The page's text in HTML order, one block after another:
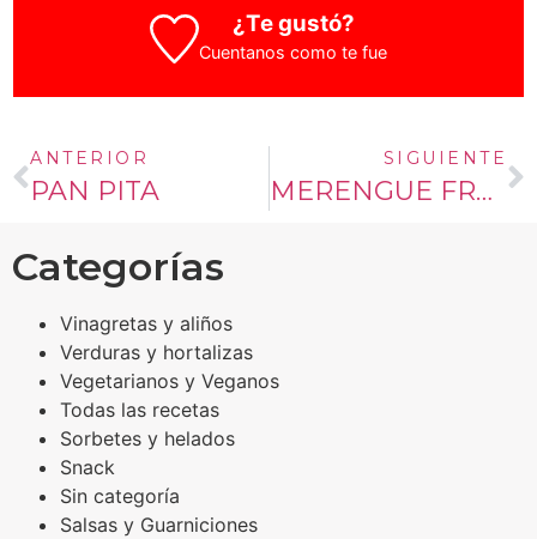
¿Te gustó?
Cuentanos como te fue
ANTERIOR
PAN PITA
SIGUIENTE
MERENGUE FRANCÉS
Categorías
Vinagretas y aliños
Verduras y hortalizas
Vegetarianos y Veganos
Todas las recetas
Sorbetes y helados
Snack
Sin categoría
Salsas y Guarniciones